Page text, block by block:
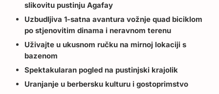
slikovitu pustinju Agafay
Uzbudljiva 1-satna avantura vožnje quad biciklom
po stjenovitim dinama i neravnom terenu
Uživajte u ukusnom ručku na mirnoj lokaciji s
bazenom
Spektakularan pogled na pustinjski krajolik
Uranjanje u berbersku kulturu i gostoprimstvo